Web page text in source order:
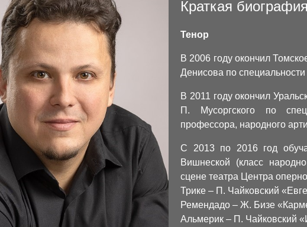
Краткая
Тенор
В 2006 году окончил
Денисова по
В 2011 году окончил
П. Мусоргского по
профессора, народного
С 2013 по 2016 год
Вишнеской (класс
сцене театра Центра
Трике – П. Чайковский
Ремендадо – Ж. Бизе
Альмерик – П. Чайковский